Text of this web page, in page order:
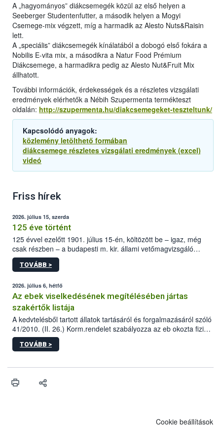
A „hagyományos” diákcsemegék közül az első helyen a
Seeberger Studentenfutter, a második helyen a Mogyi
Csemege-mix végzett, míg a harmadik az Alesto Nuts&Raisin
lett.
A „speciális” diákcsemegék kínálatából a dobogó első fokára a
Nobilis E-vita mix, a másodikra a Natur Food Prémium
Diákcsemege, a harmadikra pedig az Alesto Nut&Fruit Mix
állhatott.
További információk, érdekességek és a részletes vizsgálati
eredmények elérhetők a Nébih Szupermenta termékteszt
oldalán: http://szupermenta.hu/diakcsemegeket-teszteltunk/
Kapcsolódó anyagok:
közlemény letölthető formában
diákcsemege részletes vizsgálati eredmények (excel)
videó
Friss hírek
2026. július 15, szerda
125 éve történt
125 évvel ezelőtt 1901. július 15-én, költözött be – igaz, még
csak részben – a budapesti m. kir. állami vetőmagvizsgáló
állomás a Kis Rókus utca 15. szám alatti, Czigler Győző által
tervezett új épületébe.
TOVÁBB >
2026. július 6, hétfő
Az ebek viselkedésének megítélésében jártas
szakértők listája
A kedvtelésből tartott állatok tartásáról és forgalmazásáról szóló
41/2010. (II. 26.) Korm.rendelet szabályozza az eb okozta fizikai
sérülés, illetve ennek veszélye keletkezésekor felmerülő
hatósági feladatokat, valamint a veszélyes eb tartását és annak
vonni az ebek viselkedésének megítélésében jártas szakértőt.
TOVÁBB >
Cookie beállítások